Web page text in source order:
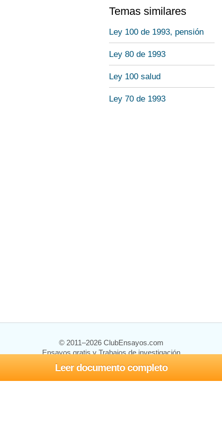
Leer documento completo
Temas similares
Ley 100 de 1993, pensión
Ley 80 de 1993
Ley 100 salud
Ley 70 de 1993
© 2011–2026 ClubEnsayos.com
Ensayos gratis y Trabajos de investigación